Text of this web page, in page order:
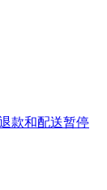
款和配送暂停